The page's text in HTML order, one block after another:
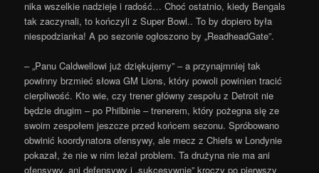
nika wszelkie nadzieje i radość… Choć ostatnio, kiedy Bengals
tak zaczynali, to kończyli z Super Bowl.. To by dopiero była
niespodzianka! A po sezonie ogłoszono by „ReadheadGate”.
– „Panu Caldwellowi już dziękujemy” – a przynajmniej tak
powinny brzmieć słowa GM Lions, który powoli powinien tracić
cierpliwość. Kto wie, czy trener główny zespołu z Detroit nie
będzie drugim – po Philbinie – trenerem, który pożegna się ze
swoim zespołem jeszcze przed końcem sezonu. Spróbowano
obwinić koordynatora ofensywy, ale mecz z Chiefs w Londynie
pokazał, że nie w nim leżał problem. Ta drużyna nie ma ani
ofensywy, ani defensywy i „sukcesywnie” kroczy po pierwszy